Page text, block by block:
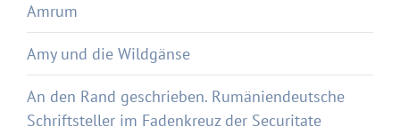
Amrum
Amy und die Wildgänse
An den Rand geschrieben. Rumäniendeutsche
Schriftsteller im Fadenkreuz der Securitate